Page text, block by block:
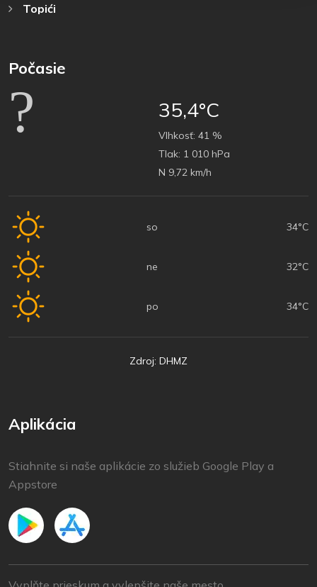
Topići
Počasie
35,4°C
Vlhkosť: 41 %
Tlak: 1 010 hPa
N 9,72 km/h
so 34°C
ne 32°C
po 34°C
Zdroj: DHMZ
Aplikácia
Stiahnite si naše aplikácie zo služieb Google Play a
Appstore